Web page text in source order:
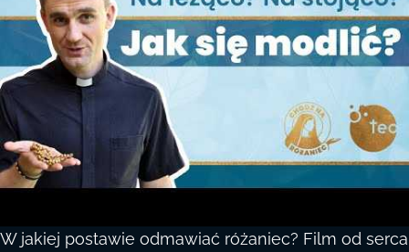
W jakiej postawie odmawiać różaniec? Film od serca